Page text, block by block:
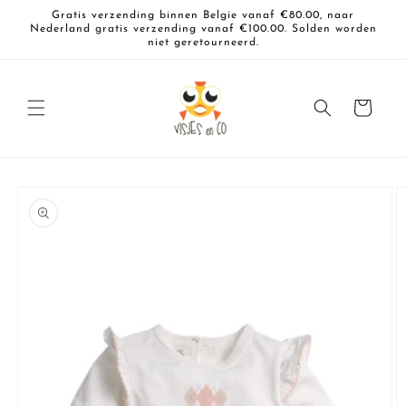
naar de
content
Gratis verzending binnen Belgie vanaf €80.00, naar
Nederland gratis verzending vanaf €100.00. Solden worden
niet geretourneerd.
Winkelwagen